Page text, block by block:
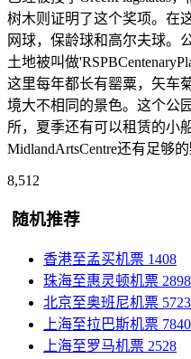
树木则证明了这个奖项。在
网球，保龄球和高尔夫球。
土地被叫做
这里每年都长有罂粟，矢车
境大不相同的景色。这个公
所，夏季还有可以租赁的小
MidlandArtsCentre还有足够的
8,512
随机推荐
香港至孟买机票 1408
珠海至惠灵顿机票 2898
北京至奥班尼机票 5723
上海至拉巴斯机票 7840
上海至罗马机票 2528